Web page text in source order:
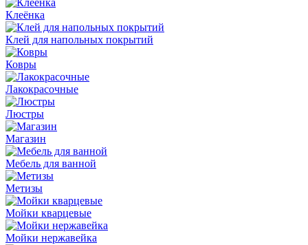
Клеёнка
Клей для напольных покрытий
Ковры
Лакокрасочные
Люстры
Магазин
Мебель для ванной
Метизы
Мойки кварцевые
Мойки нержавейка